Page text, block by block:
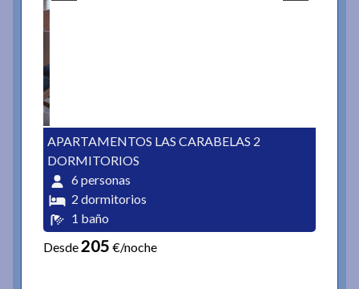
APARTAMENTOS LAS CARABELAS 2
DORMITORIOS
6 personas
2 dormitorios
1 baño
Desde205 €/noche